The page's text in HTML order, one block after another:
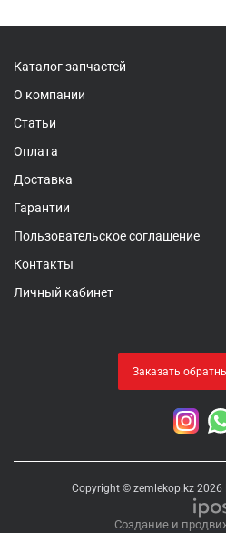
Каталог запчастей
О компании
Статьи
Оплата
Доставка
Гарантии
Пользовательское соглашение
Контакты
Личный кабинет
Заказать
Copyright © zemlekop.kz
Создание и